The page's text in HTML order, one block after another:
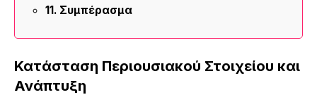
Συμπέρασμα
Κατάσταση Περιουσιακού Στοιχείου και
Ανάπτυξη